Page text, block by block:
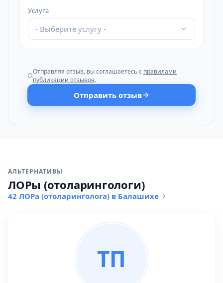
Услуга
- Выберите услугу -
Отправляя отзыв, вы соглашаетесь с правилами
публикации отзывов.
Отправить отзыв
АЛЬТЕРНАТИВЫ
ЛОРы (отоларингологи)
42 ЛОРа (отоларинголога) в Балашихе
ТП